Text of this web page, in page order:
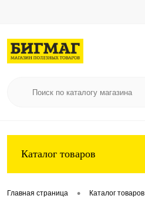
Каталог товаров
Главная страница • Каталог товаров